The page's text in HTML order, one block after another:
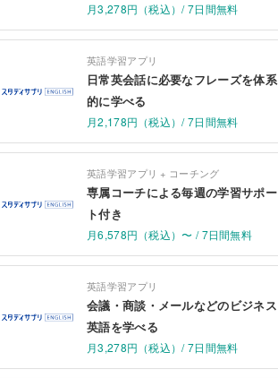
月3,278円（税込）/ 7日間無料
英語学習アプリ
日常英会話に必要なフレーズを体系
的に学べる
月2,178円（税込）/ 7日間無料
英語学習アプリ + コーチング
専属コーチによる毎週の学習サポー
ト付き
月6,578円（税込）〜 / 7日間無料
英語学習アプリ
会議・商談・メールなどのビジネス
英語を学べる
月3,278円（税込）/ 7日間無料